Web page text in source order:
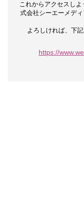
これからアクセスしよ
式会社シーエーメデ
よろしければ、下
https://